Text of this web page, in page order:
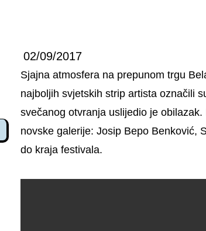
02/09/2017
Sjajna atmosfera na prepunom trgu
najboljih svjetskih strip artista označili
svečanog otvranja uslijedio je
novske galerije: Josip Bepo Benković,
do kraja festivala.